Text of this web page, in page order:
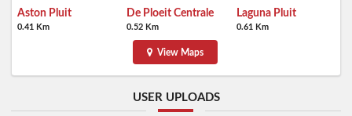
Aston Pluit
0.41 Km
De Ploeit Centrale
0.52 Km
Laguna Pluit
0.61 Km
View Maps
USER UPLOADS